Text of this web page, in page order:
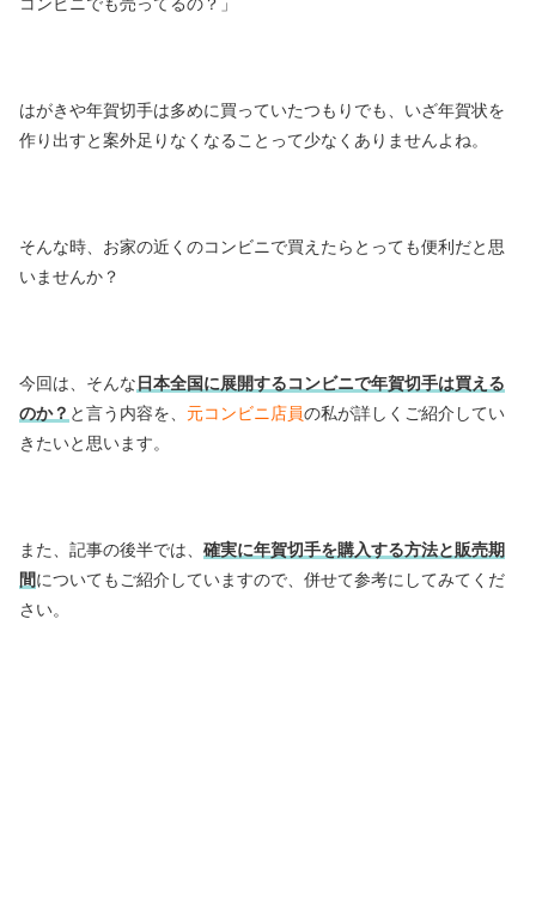
はがきや年賀切手は多めに買っていたつもりでも、いざ年賀状を
作り出すと案外足りなくなることって少なくありませんよね。
そんな時、お家の近くのコンビニで買えたらとっても便利だと思
いませんか？
今回は、そんな 日本全国に展開するコンビニで年賀切手は買える
のか？ と言う内容を、 元コンビニ店員の私が詳しくご紹介してい
きたいと思います。
また、記事の後半では、 確実に年賀切手を購入する方法と販売期
間についてもご紹介していますので、併せて参考にしてみてくだ
さい。